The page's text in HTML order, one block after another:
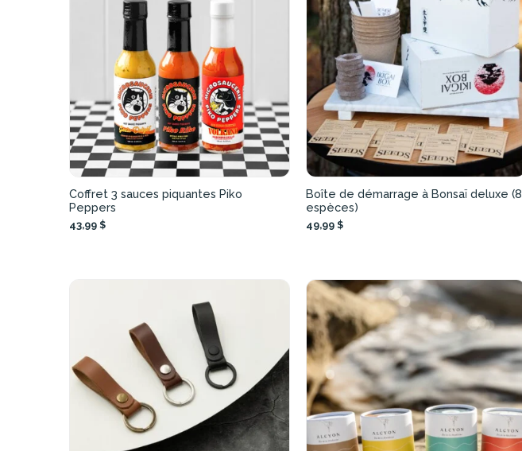
Coffret 3 sauces piquantes Piko
Peppers
43,99 $
Boîte de démarrage à Bonsaï deluxe (8
espèces)
49,99 $